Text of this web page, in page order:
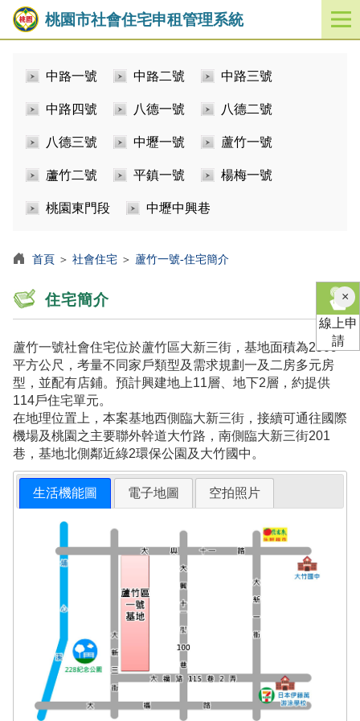
桃園市社會住宅申租管理系統
開
啟
中路一號 中路二號 中路三號
中路四號 八德一號 八德二號
八德三號 中壢一號 蘆竹一號
蘆竹二號 平鎮一號 楊梅一號
桃園東門段 中壢中興巷
首頁 ＞ 社會住宅 ＞ 蘆竹一號-住宅簡介
住宅簡介
蘆竹一號社會住宅位於蘆竹區大新三街，基地面積為2509
平方公尺，考量不同家戶類型及需求規劃一及二房多元房
型，並配有店鋪。預計興建地上11層、地下2層，約提供
114戶住宅單元。
在地理位置上，本案基地西側臨大新三街，接續可通往國際
機場及桃園之主要聯外幹道大竹路，南側臨大新三街201
巷，基地北側鄰近綠2環保公園及大竹國中。
生活機能圖 電子地圖 空拍照片
×關
閉
線上申
請